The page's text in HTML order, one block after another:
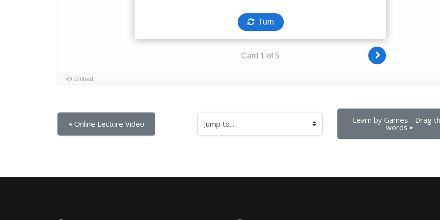
◀︎ Online Lecture Video Jump to... Learn by Games - Drag
words ▶︎